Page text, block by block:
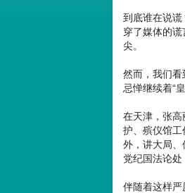
到底谁在说
穿了媒体的
尖。
然而，我们
忌惮继续着“
在天津，张
护、殡仪馆
外，讲大局、
党纪国法论处
伴随着这样严